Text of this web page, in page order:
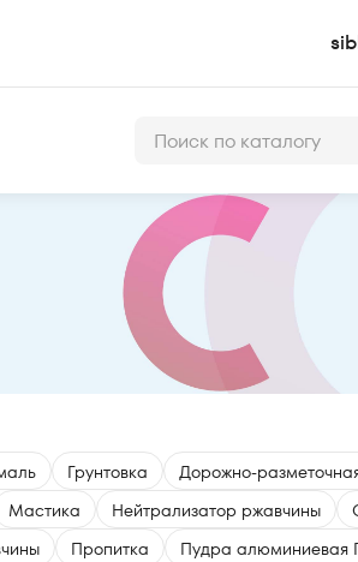
Грунтовка Дорожно-
Мастика Нейтрализатор ржавчины
Пропитка Пудра алюминиевая